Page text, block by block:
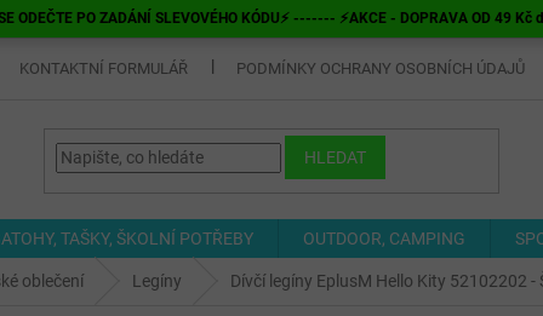
ODEČTE PO ZADÁNÍ SLEVOVÉHO KÓDU⚡ ------- ⚡AKCE - DOPRAVA OD 49
KONTAKTNÍ FORMULÁŘ PODMÍNKY OCHRANY OSOBNÍCH ÚDAJŮ
HLEDAT
TAŠKY, ŠKOLNÍ POTŘEBY OUTDOOR, CAMPING
oblečení Legíny Dívčí legíny EplusM Hello Kity 52102202 -